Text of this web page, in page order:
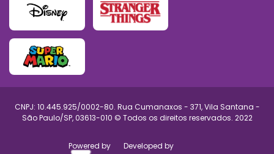
CNPJ: 10.445.925/0002-80. Rua Cumanaxos - 371, Vila Santana -
São Paulo/SP, 03613-010 © Todos os direitos reservados. 2022
Powered by Developed by